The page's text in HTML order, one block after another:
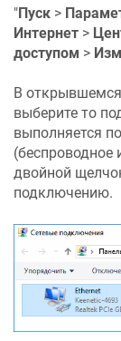
"Пуск >
Интернет >
доступом >
В
выберите то
выполняется
(беспроводное
двойной
подключению.